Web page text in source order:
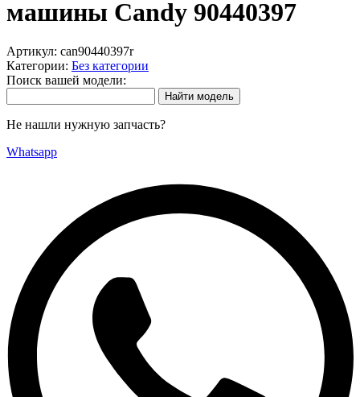
машины Candy 90440397
Артикул: can90440397r
Категории: Без категории
Поиск вашей модели:
Не нашли нужную запчасть?
Whatsapp